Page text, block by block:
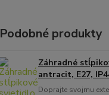
Podobné produkty
Záhradné
antracit, E27,
Doprajte svojmu